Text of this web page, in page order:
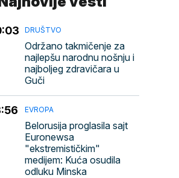
DRUŠTVO
Održano takmičenje za
najlepšu narodnu nošnju i
najboljeg zdravičara u
Guči
EVROPA
Belorusija proglasila sajt
Euronewsa
"ekstremističkim"
medijem: Kuća osudila
odluku Minska